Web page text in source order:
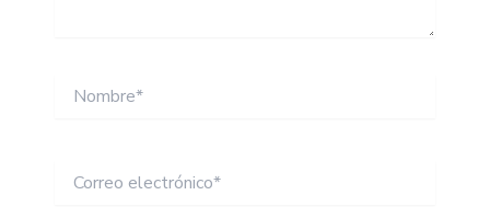
electrónico*